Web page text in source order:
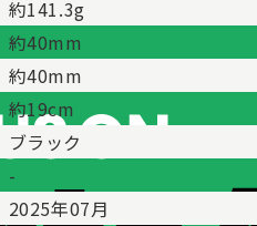
約141.3g
約40mm
約40mm
約19cm
ブラック
-
2025年07月